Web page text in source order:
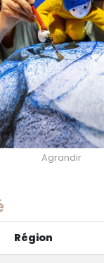
Agrandir
Région